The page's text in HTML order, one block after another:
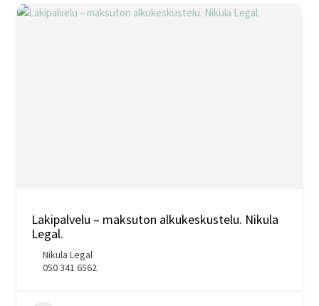
Lakipalvelu – maksuton alkukeskustelu. Nikula
Legal.
Nikula Legal
050 341 6562